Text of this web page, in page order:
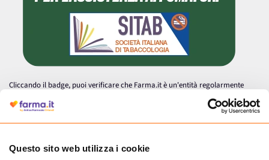
Questo sito web utilizza i cookie
Cliccando il badge, puoi verificare che Farma.it è un'entità regolarmente
autorizzata dal Ministero della Salute a effettuare la vendita online di
medicinali.